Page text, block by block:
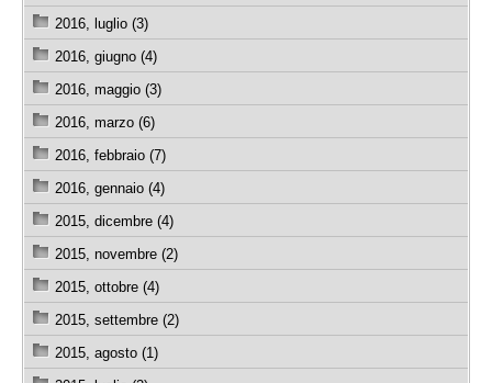
2016, luglio (3)
2016, giugno (4)
2016, maggio (3)
2016, marzo (6)
2016, febbraio (7)
2016, gennaio (4)
2015, dicembre (4)
2015, novembre (2)
2015, ottobre (4)
2015, settembre (2)
2015, agosto (1)